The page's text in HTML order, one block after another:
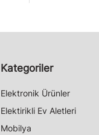
Kategoriler
Elektronik Ürünler
Elektirikli Ev Aletleri
Mobilya